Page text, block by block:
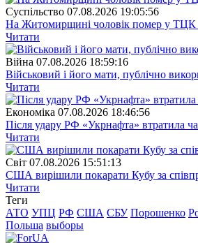
Суспiльство 07.08.2026 19:05:56
На Житомирщині чоловік помер у ТЦК
Читати
Війна 07.08.2026 18:59:16
Військовий і його мати, публічно
Читати
Економіка 07.08.2026 18:46:56
Після удару РФ «Укрнафта» втратила
Читати
Свiт 07.08.2026 15:51:13
США вирішили покарати Кубу за
Читати
Теги
АТО УПЦ РФ США СБУ Порошенко
Польша выборы